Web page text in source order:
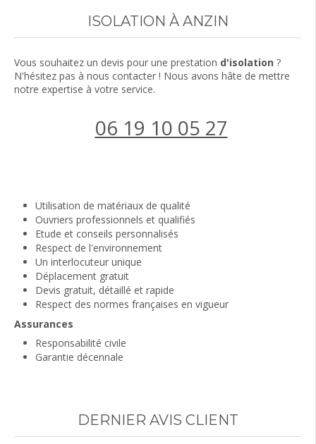
ISOLATION À ANZIN
Vous souhaitez un devis pour une prestation d'isolation ?
N'hésitez pas à nous contacter ! Nous avons hâte de mettre
notre expertise à votre service.
06 19 10 05 27
Utilisation de matériaux de qualité
Ouvriers professionnels et qualifiés
Etude et conseils personnalisés
Respect de l'environnement
Un interlocuteur unique
Déplacement gratuit
Devis gratuit, détaillé et rapide
Respect des normes françaises en vigueur
Assurances
Responsabilité civile
Garantie décennale
DERNIER AVIS CLIENT